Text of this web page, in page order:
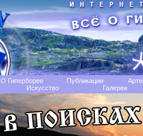
О Гиперборее Публикации
Искусство Галереи